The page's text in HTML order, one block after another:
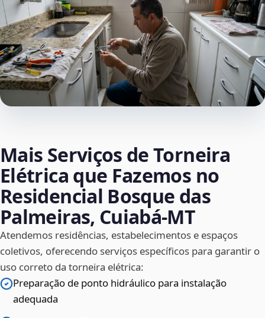
Mais Serviços de Torneira
Elétrica que Fazemos no
Residencial Bosque das
Palmeiras, Cuiabá‑MT
Atendemos residências, estabelecimentos e espaços
coletivos, oferecendo serviços específicos para garantir o
uso correto da torneira elétrica:
Preparação de ponto hidráulico para instalação
adequada